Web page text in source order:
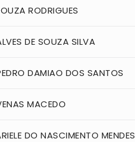
RODRIGUES
DE SOUZA SILVA
DAMIAO DOS SANTOS
MACEDO
DO NASCIMENTO MENDES